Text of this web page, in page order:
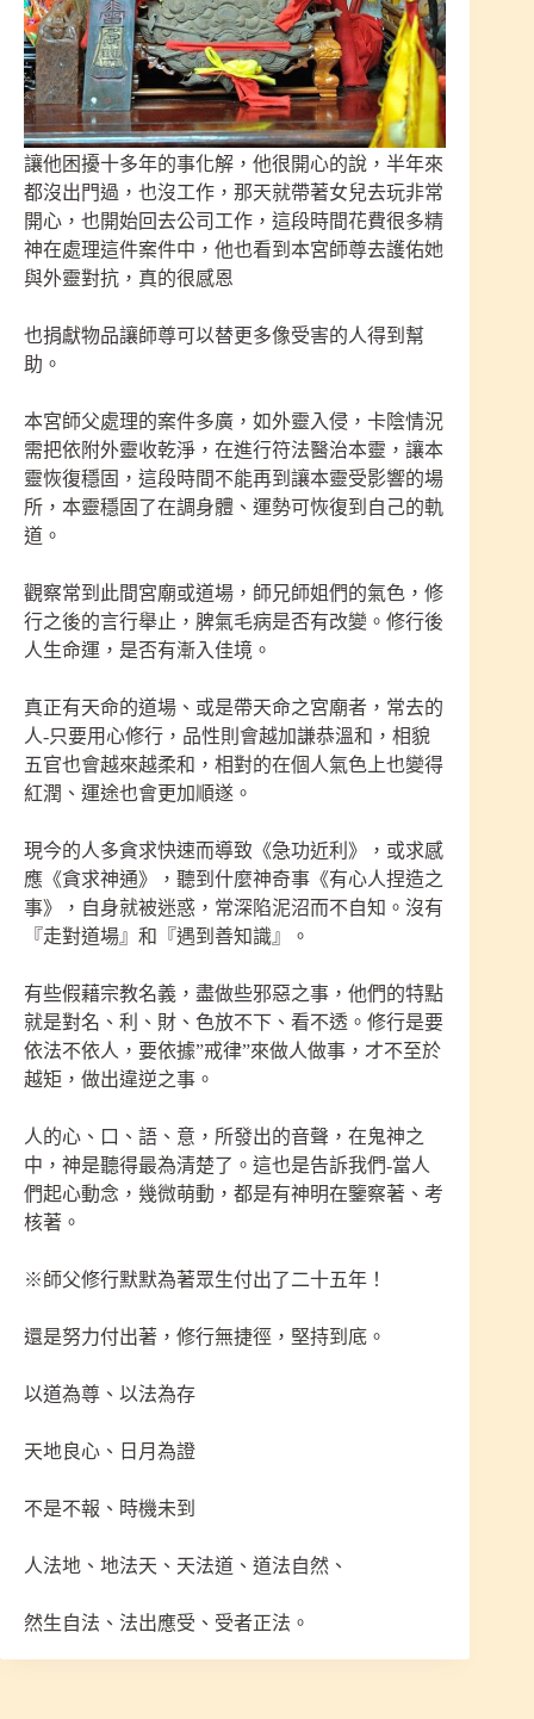
讓他困擾十多年的事化解，他很開心的說，半年來
都沒出門過，也沒工作，那天就帶著女兒去玩非常
開心，也開始回去公司工作，這段時間花費很多精
神在處理這件案件中，他也看到本宮師尊去護佑她
與外靈對抗，真的很感恩
也捐獻物品讓師尊可以替更多像受害的人得到幫
助。
本宮師父處理的案件多廣，如外靈入侵，卡陰情況
需把依附外靈收乾淨，在進行符法醫治本靈，讓本
靈恢復穩固，這段時間不能再到讓本靈受影響的場
所，本靈穩固了在調身體、運勢可恢復到自己的軌
道。
觀察常到此間宮廟或道場，師兄師姐們的氣色，修
行之後的言行舉止，脾氣毛病是否有改變。修行後
人生命運，是否有漸入佳境。
真正有天命的道場、或是帶天命之宮廟者，常去的
人-只要用心修行，品性則會越加謙恭溫和，相貌
五官也會越來越柔和，相對的在個人氣色上也變得
紅潤、運途也會更加順遂。
現今的人多貪求快速而導致《急功近利》，或求感
應《貪求神通》，聽到什麼神奇事《有心人捏造之
事》，自身就被迷惑，常深陷泥沼而不自知。沒有
『走對道場』和『遇到善知識』。
有些假藉宗教名義，盡做些邪惡之事，他們的特點
就是對名、利、財、色放不下、看不透。修行是要
依法不依人，要依據”戒律”來做人做事，才不至於
越矩，做出違逆之事。
人的心、口、語、意，所發出的音聲，在鬼神之
中，神是聽得最為清楚了。這也是告訴我們-當人
們起心動念，幾微萌動，都是有神明在鑒察著、考
核著。
※師父修行默默為著眾生付出了二十五年！
還是努力付出著，修行無捷徑，堅持到底。
以道為尊、以法為存
天地良心、日月為證
不是不報、時機未到
人法地、地法天、天法道、道法自然、
然生自法、法出應受、受者正法。